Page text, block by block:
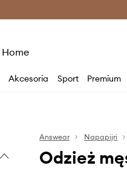
Home
Akcesoria Sport Premium
Answear Napapijri
Odzież